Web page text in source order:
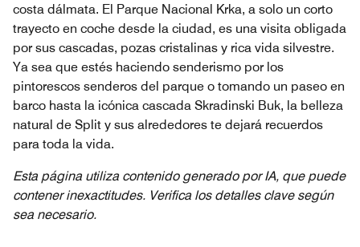
costa dálmata. El Parque Nacional Krka, a solo un corto
trayecto en coche desde la ciudad, es una visita obligada
por sus cascadas, pozas cristalinas y rica vida silvestre.
Ya sea que estés haciendo senderismo por los
pintorescos senderos del parque o tomando un paseo en
barco hasta la icónica cascada Skradinski Buk, la belleza
natural de Split y sus alrededores te dejará recuerdos
para toda la vida.
Esta página utiliza contenido generado por IA, que puede
contener inexactitudes. Verifica los detalles clave según
sea necesario.